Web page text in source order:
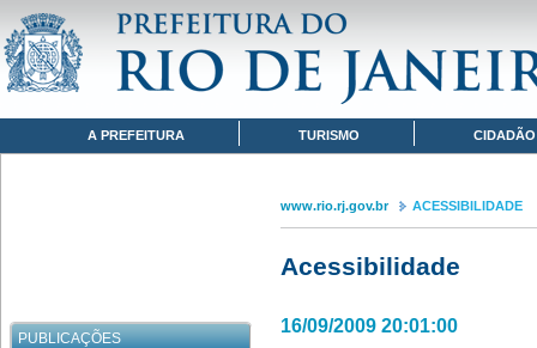
www.rio.rj.gov.br
ACESSIBILIDADE
NavegaçãoA PREFEITURA TURISMO CIDADÃO
PUBLICAÇÕES
www.rio.rj.gov.br ACESSIBILIDADE
Acessibilidade
16/09/2009 20:01:00